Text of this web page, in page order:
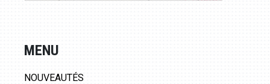
MENU
NOUVEAUTÉS